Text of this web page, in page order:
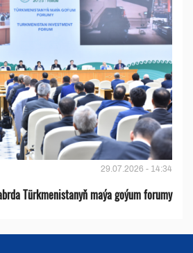
29.07.2026 - 14:34
Türkmenistanyň maýa goýum forumy